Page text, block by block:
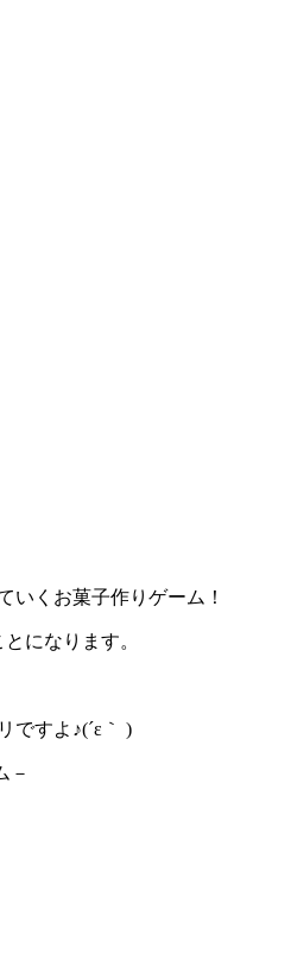
いくお菓子作りゲーム！
になります。
ですよ♪(´ε｀ )
－